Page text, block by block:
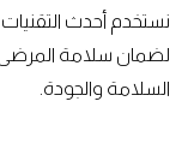
نستخدم أحدث
لضمان سلامة المرضى
السلامة والجودة.